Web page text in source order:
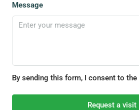
Message
By sending this form, I consent to the
Request a visit